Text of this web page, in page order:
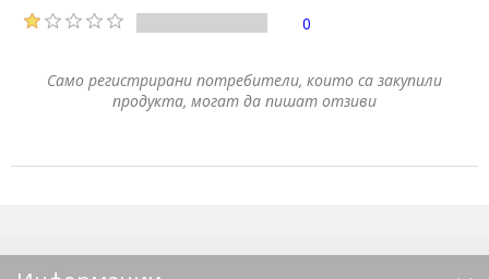
0
Само регистрирани потребители, които са закупили
продукта, могат да пишат отзиви